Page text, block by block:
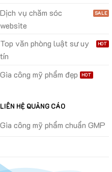
Dịch vụ chăm sóc
website
Top văn phòng luật sư uy
tín
Gia công mỹ phẩm đẹp
LIÊN HỆ QUẢNG CÁO
Gia công mỹ phẩm chuẩn GMP